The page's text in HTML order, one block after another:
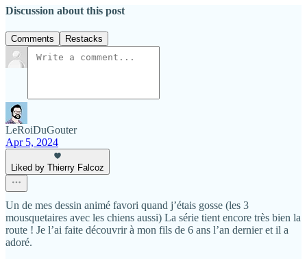
Discussion about this post
Comments Restacks
LeRoiDuGouter
Apr 5, 2024
Liked by Thierry Falcoz
Un de mes dessin animé favori quand j’étais gosse (les 3
mousquetaires avec les chiens aussi) La série tient encore très bien la
route ! Je l’ai faite découvrir à mon fils de 6 ans l’an dernier et il a
adoré.